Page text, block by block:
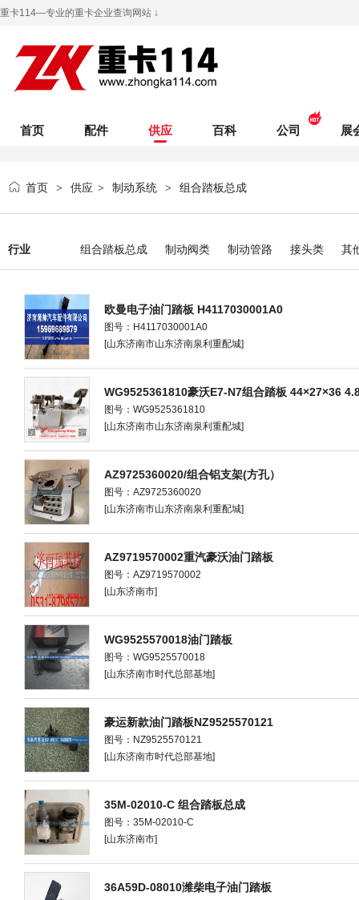
重卡114—专业的重卡企业查询网站 ↓
首页 配件 供应 百科 公司 展
首页 > 供应 > 制动系统 > 组合踏板总成
行业 组合踏板总成 制动阀类 制动管路 接头类 其
欧曼电子油门踏板 H4117030001A0
图号：H4117030001A0
[山东济南市山东济南泉利重配城]
WG9525361810豪沃E7-N7组合踏板 44×27×36
图号：WG9525361810
[山东济南市山东济南泉利重配城]
AZ9725360020/组合铝支架(方孔）
图号：AZ9725360020
[山东济南市山东济南泉利重配城]
AZ9719570002重汽豪沃油门踏板
图号：AZ9719570002
[山东济南市]
WG9525570018油门踏板
图号：WG9525570018
[山东济南市时代总部基地]
豪运新款油门踏板NZ9525570121
图号：NZ9525570121
[山东济南市时代总部基地]
35M-02010-C 组合踏板总成
图号：35M-02010-C
[山东济南市]
36A59D-08010潍柴电子油门踏板